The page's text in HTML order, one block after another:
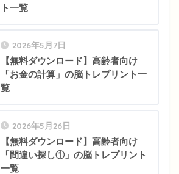
ト一覧
2026年5月7日
【無料ダウンロード】高齢者向け
「お金の計算」の脳トレプリント一
覧
2026年5月26日
【無料ダウンロード】高齢者向け
「間違い探し①」の脳トレプリント
一覧